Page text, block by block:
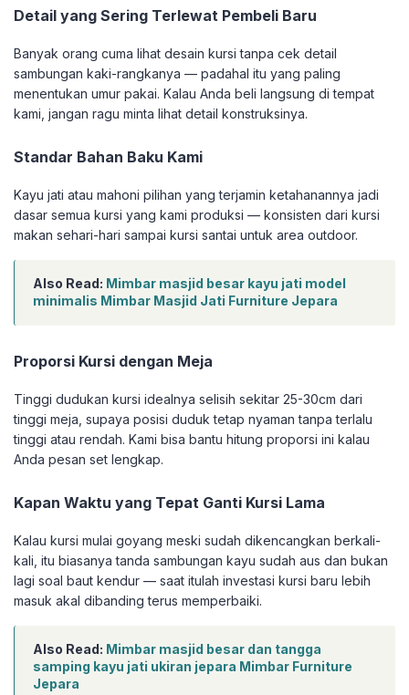
Detail yang Sering Terlewat Pembeli Baru
Banyak orang cuma lihat desain kursi tanpa cek detail
sambungan kaki-rangkanya — padahal itu yang paling
menentukan umur pakai. Kalau Anda beli langsung di tempat
kami, jangan ragu minta lihat detail konstruksinya.
Standar Bahan Baku Kami
Kayu jati atau mahoni pilihan yang terjamin ketahanannya jadi
dasar semua kursi yang kami produksi — konsisten dari kursi
makan sehari-hari sampai kursi santai untuk area outdoor.
Also Read: Mimbar masjid besar kayu jati model
minimalis Mimbar Masjid Jati Furniture Jepara
Proporsi Kursi dengan Meja
Tinggi dudukan kursi idealnya selisih sekitar 25-30cm dari
tinggi meja, supaya posisi duduk tetap nyaman tanpa terlalu
tinggi atau rendah. Kami bisa bantu hitung proporsi ini kalau
Anda pesan set lengkap.
Kapan Waktu yang Tepat Ganti Kursi Lama
Kalau kursi mulai goyang meski sudah dikencangkan berkali-
kali, itu biasanya tanda sambungan kayu sudah aus dan bukan
lagi soal baut kendur — saat itulah investasi kursi baru lebih
masuk akal dibanding terus memperbaiki.
Also Read: Mimbar masjid besar dan tangga
samping kayu jati ukiran jepara Mimbar Furniture
Jepara